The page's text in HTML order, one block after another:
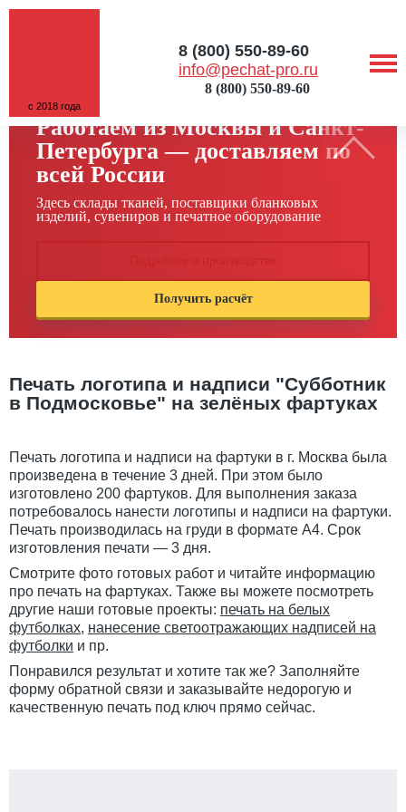
с 2018 года
info@pechat-pro.ru
8 (800) 550-89-60
8 (800) 550-89-60
Работаем из Москвы и Санкт-
Петербурга — доставляем по
всей России
Здесь склады тканей, поставщики бланковых
изделий, сувениров и печатное оборудование
Получить расчёт
Печать логотипа и надписи "Субботник
в Подмосковье" на зелёных фартуках
Печать логотипа и надписи на фартуки в г. Москва была
произведена в течение 3 дней. При этом было
изготовлено 200 фартуков. Для выполнения заказа
потребовалось нанести логотипы и надписи на фартуки.
Печать производилась на груди в формате А4. Срок
изготовления печати — 3 дня.
Смотрите фото готовых работ и читайте информацию
про печать на фартуках. Также вы можете посмотреть
другие наши готовые проекты: печать на белых
футболках, нанесение светоотражающих надписей на
футболки и пр.
Понравился результат и хотите так же? Заполняйте
форму обратной связи и заказывайте недорогую и
качественную печать под ключ прямо сейчас.